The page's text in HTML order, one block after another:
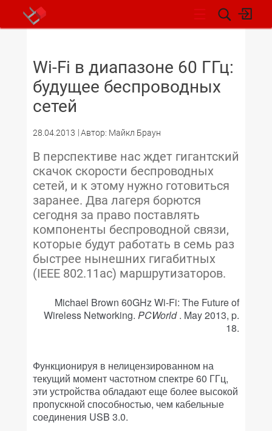
Wi-Fi в диапазоне 60 ГГц:
будущее беспроводных
сетей
28.04.2013 Автор: Майкл Браун
В перспективе нас ждет гигантский
скачок скорости беспроводных
сетей, и к этому нужно готовиться
заранее. Два лагеря борются
сегодня за право поставлять
компоненты беспроводной связи,
которые будут работать в семь раз
быстрее нынешних гигабитных
(IEEE 802.11ac) маршрутизаторов.
Michael Brown 60GHz Wi-Fi: The Future of
Wireless Networking. PCWorld. May 2013, p.
18.
Функционируя в нелицензированном на
текущий момент частотном спектре 60 ГГц,
эти устройства обладают еще более высокой
пропускной способностью, чем кабельные
соединения USB 3.0.